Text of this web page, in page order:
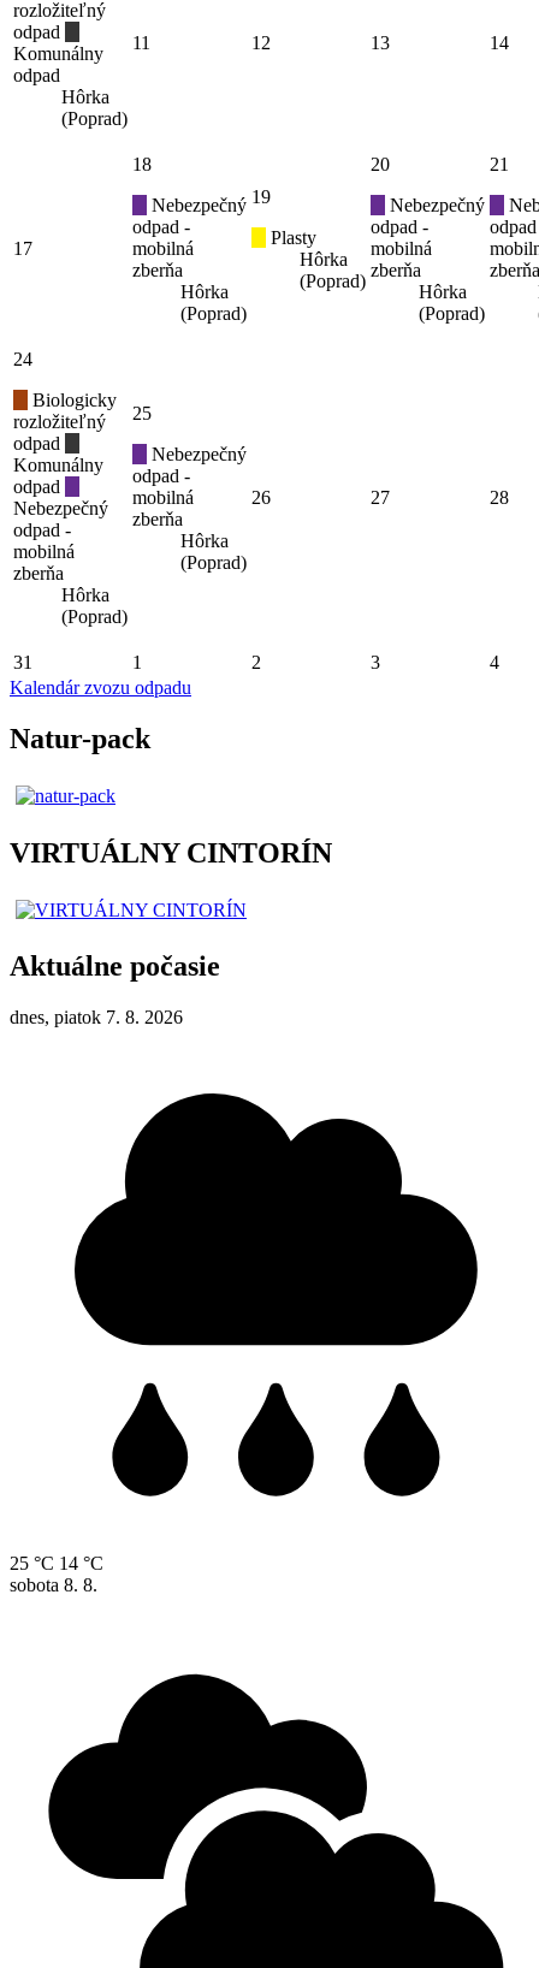
rozložiteľný
odpad
Komunálny
odpad
Hôrka
(Poprad)
11 12 13 14
17
18
Nebezpečný
odpad -
mobilná
zberňa
Hôrka
(Poprad)
19
Plasty
Hôrka
(Poprad)
20
Nebezpečný
odpad -
mobilná
zberňa
Hôrka
(Poprad)
21
zberňa
24
Biologicky
rozložiteľný
odpad
Komunálny
odpad
Nebezpečný
odpad -
mobilná
zberňa
Hôrka
(Poprad)
25
Nebezpečný
odpad -
mobilná
zberňa
Hôrka
(Poprad)
26 27 28
31 1 2 3
4
Kalendár zvozu odpadu
Natur-pack
VIRTUÁLNY CINTORÍN
Aktuálne počasie
dnes, piatok 7. 8. 2026
25 °C 14 °C
sobota 8. 8.